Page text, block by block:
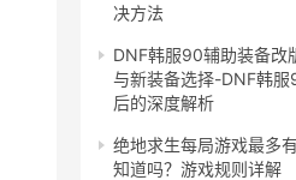
决方法
DNF韩服90辅助装备改
与新装备选择-DNF韩
后的深度解析
绝地求生每局游戏最多
知道吗？游戏规则详解